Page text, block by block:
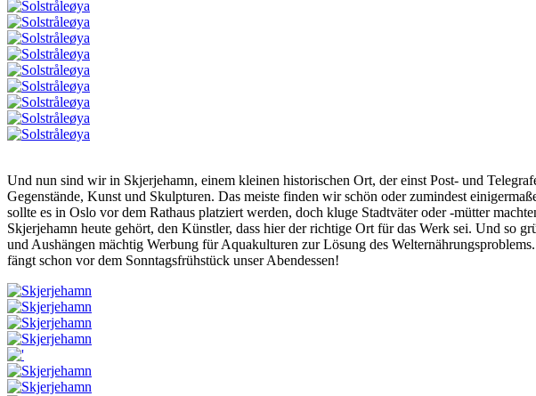
Und nun sind wir in Skjerjehamn, einem kleinen historischen Ort, der einst Post- und
Gegenstände, Kunst und Skulpturen. Das meiste finden wir schön oder zumindest
sollte es in Oslo vor dem Rathaus platziert werden, doch kluge Stadtväter oder -mütter
Skjerjehamn heute gehört, den Künstler, dass hier der richtige Ort für das Werk sei. Und so
und Aushängen mächtig Werbung für Aquakulturen zur Lösung des
fängt schon vor dem Sonntagsfrühstück unser Abendessen!